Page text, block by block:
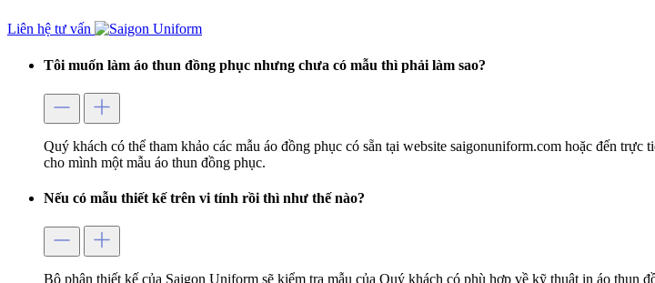
Liên hệ tư vấn
Tôi muốn làm áo thun đồng phục nhưng chưa có mẫu thì phải làm sao?
Quý khách có thể tham khảo các mẫu áo đồng phục có sẵn tại website saigonuniform.com hoặc đến
cho mình một mẫu áo thun đồng phục.
Nếu có mẫu thiết kế trên vi tính rồi thì như thế nào?
Bộ phận thiết kế của Saigon Uniform sẽ kiểm tra mẫu của Quý khách có phù hợp về kỹ thuật in áo thun